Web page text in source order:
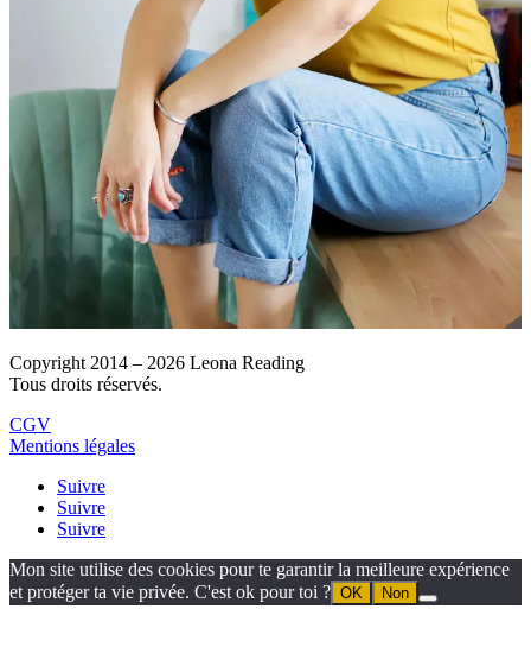
Copyright 2014 – 2026 Leona Reading
Tous droits réservés.
CGV
Mentions légales
Suivre
Suivre
Suivre
Mon site utilise des cookies pour te garantir la meilleure expérience
et protéger ta vie privée. C'est ok pour toi ? OK Non